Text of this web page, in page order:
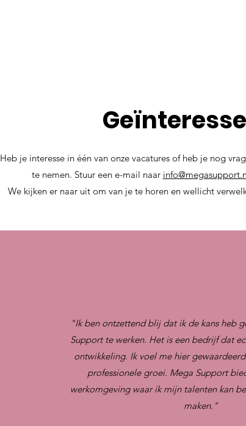
Heb je interesse in één van onze vacatures of heb je nog
te nemen. Stuur een e-mail naar
We kijken er naar uit om van je te horen en wellicht
"Ik ben ontzettend blij dat ik de kans heb
Support te werken. Het is een bedrijf dat
ontwikkeling. Ik voel me hier
professionele groei. Mega Support
werkomgeving waar ik mijn talenten kan
maken."